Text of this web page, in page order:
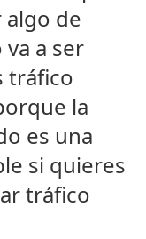
algo de
a ser
tráfico
la
es una
si quieres
tráfico